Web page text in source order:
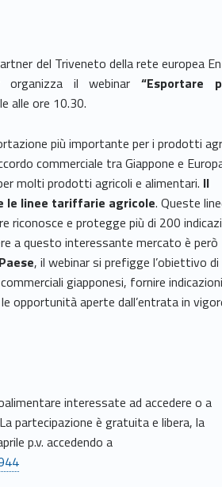
del Triveneto della rete europea
organizza il webinar“Esportare
alle ore 10.30.
più importante per i prodotti
commerciale tra Giappone e
molti prodotti agricoli e alimentari. Il
le linee tariffarie agricole. Queste
riconosce e protegge più di 200
a questo interessante mercato è però
, il webinar si prefigge l’obiettivo di
giapponesi, fornire
opportunità aperte dall’entrata in
interessate ad accedere o a
partecipazione è gratuita e libera, la
p.v. accedendo a